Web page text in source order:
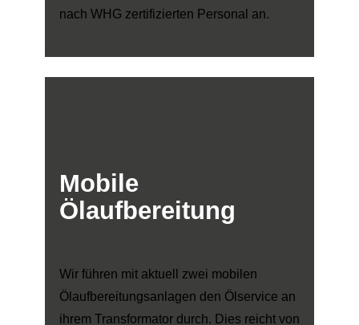
nach WHG zertifizierten Personal an.
Mobile
Ölaufbereitung
Wir führen mit aktuell zwei mobilen
Ölaufbereitungsanlagen den Ölservice an
ihrem Transformator durch. Dies reicht von